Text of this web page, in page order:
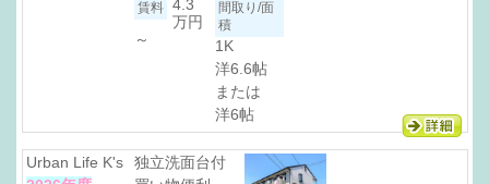
4.3
万円
～
1K
洋6.6帖
または
洋6帖
Urban Life K's
独立洗面台付